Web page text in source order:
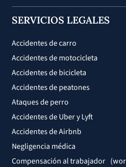
SERVICIOS LEGALES
Accidentes de carro
Accidentes de motocicleta
Accidentes de bicicleta
Accidentes de peatones
Ataques de perro
Accidentes de Uber y Lyft
Accidentes de Airbnb
Negligencia médica
Compensación al trabajador